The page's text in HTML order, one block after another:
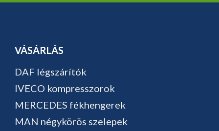
VÁSÁRLÁS
DAF légszárítók
IVECO kompresszorok
MERCEDES fékhengerek
MAN négykörös szelepek